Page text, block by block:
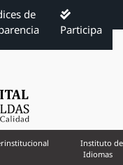
de
Participa
Instituto de
Idiomas